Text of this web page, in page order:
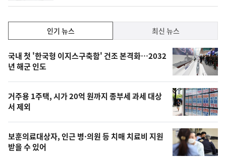
기,
최
신,
오
늘
의
영
상
인기 뉴스 최신 뉴스
인
기
뉴
스
국내 첫 '한국형 이지스구축함' 건조 본격화…2032
년 해군 인도
거주용 1주택, 시가 20억 원까지 종부세 과세 대상
서 제외
보훈의료대상자, 인근 병·의원 등 치매 치료비 지원
받을 수 있어